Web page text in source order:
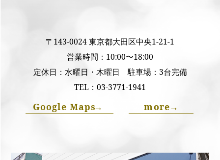
〒143-0024 東京都大田区中央1-21-1
営業時間：10:00〜18:00
定休日：水曜日・木曜日 駐車場：3台完備
TEL： 03-3771-1941
Google Maps→ more→